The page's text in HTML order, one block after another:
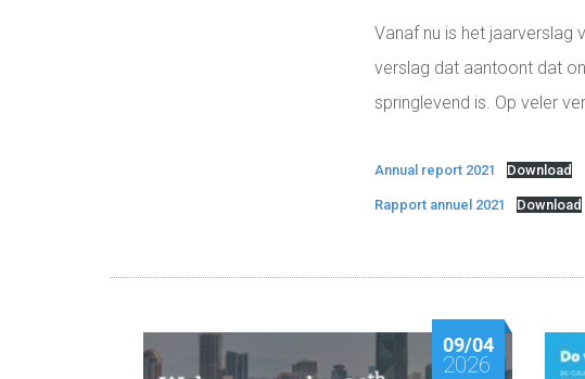
Vanaf nu is het jaarverslag
verslag dat aantoont dat
springlevend is. Op veler
Annual report 2021 Download
Rapport annuel 2021 Download
09/04
2026